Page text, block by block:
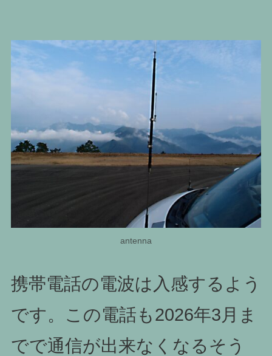
antenna
携帯電話の電波は入感するよう
です。この電話も2026年3月ま
でで通信が出来なくなるそう